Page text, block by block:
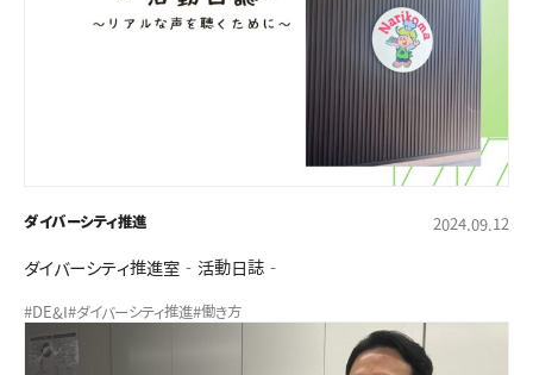
ダイバーシティ推進 2024.09.12
ダイバーシティ推進室‐活動日誌‐
#DE&I#ダイバーシティ推進#働き方